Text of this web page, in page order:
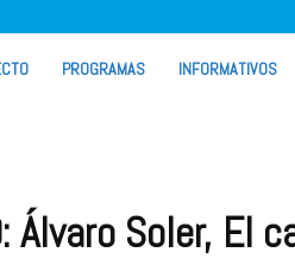
PROGRAMAS INFORMATIVOS
Álvaro Soler, El